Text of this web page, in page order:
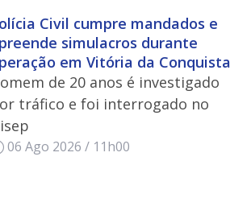
Civil cumpre mandados e
simulacros durante
em Vitória da Conquista
de 20 anos é investigado
tráfico e foi interrogado no
06 Ago 2026 / 11h00